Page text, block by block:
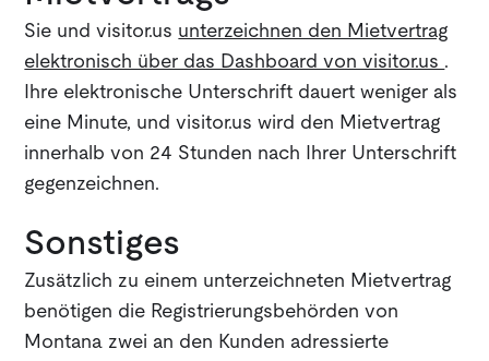
Sie und visitor.us unterzeichnen den Mietvertrag
elektronisch über das Dashboard von visitor.us .
Ihre elektronische Unterschrift dauert weniger als
eine Minute, und visitor.us wird den Mietvertrag
innerhalb von 24 Stunden nach Ihrer Unterschrift
gegenzeichnen.
Sonstiges
Zusätzlich zu einem unterzeichneten Mietvertrag
benötigen die Registrierungsbehörden von
Montana zwei an den Kunden adressierte